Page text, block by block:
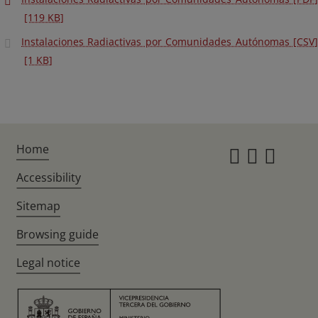
[119 KB]
Instalaciones Radiactivas por Comunidades Autónomas [CSV]
[1 KB]
Home
Accessibility
Sitemap
Browsing guide
Legal notice